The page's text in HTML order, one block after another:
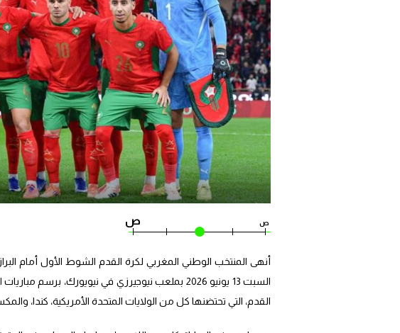
ص ص
أنهى المنتخب الوطني المغربي لكرة القدم الشوط الأول أمام
السبت 13 يونيو 2026 بملعب نيوجيرزي في نيويورك،
القدم، التي تحتضنها كل من الولايات المتحدة الأمريكية، كندا، والمكسيك في الفترة